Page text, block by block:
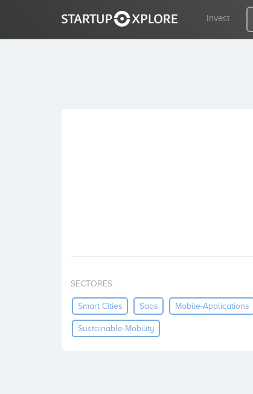
Invest
SECTORES
Smart Cities Saas Mobile-Applications
Sustainable-Mobility